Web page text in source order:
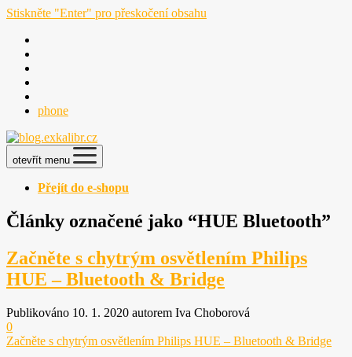
Stiskněte "Enter" pro přeskočení obsahu
phone
otevřít menu
Přejít do e-shopu
Články označené jako “HUE Bluetooth”
Začněte s chytrým osvětlením Philips
HUE – Bluetooth & Bridge
Publikováno 10. 1. 2020 autorem Iva Choborová
0
Začněte s chytrým osvětlením Philips HUE – Bluetooth & Bridge